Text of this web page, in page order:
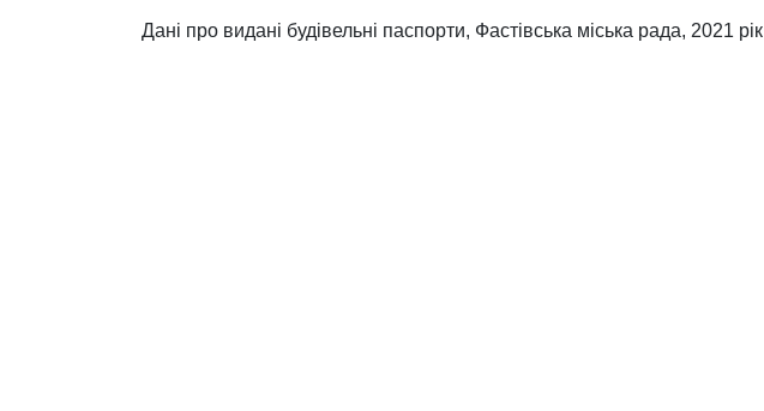
Дані про видані будівельні паспорти, Фастівська міська рада, 2021 рік